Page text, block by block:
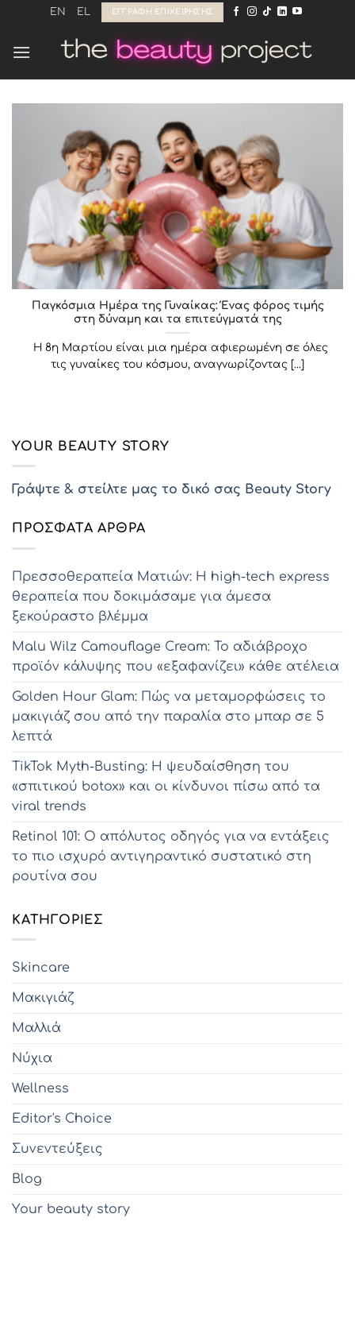
Μετάβαση
περιεχόμενο
EN EL ΕΓΓΡΑΦΉ ΕΠΙΧΕΊΡΗΣΗΣ
Παγκόσμια Ημέρα της Γυναίκας: Ένας φόρος τιμής
στη δύναμη και τα επιτεύγματά της
Η 8η Μαρτίου είναι μια ημέρα αφιερωμένη σε όλες
τις γυναίκες του κόσμου, αναγνωρίζοντας [...]
YOUR BEAUTY STORY
Γράψτε & στείλτε μας το δικό σας Beauty Story
ΠΡΌΣΦΑΤΑ ΆΡΘΡΑ
Πρεσσοθεραπεία Ματιών: Η high-tech express
θεραπεία που δοκιμάσαμε για άμεσα
ξεκούραστο βλέμμα
Malu Wilz Camouflage Cream: Το αδιάβροχο
προϊόν κάλυψης που «εξαφανίζει» κάθε ατέλεια
Golden Hour Glam: Πώς να μεταμορφώσεις το
μακιγιάζ σου από την παραλία στο μπαρ σε 5
λεπτά
TikTok Myth-Busting: Η ψευδαίσθηση του
«σπιτικού botox» και οι κίνδυνοι πίσω από τα
viral trends
Retinol 101: Ο απόλυτος οδηγός για να εντάξεις
το πιο ισχυρό αντιγηραντικό συστατικό στη
ρουτίνα σου
KΑΤΗΓΟΡΊΕΣ
Skincare
Μακιγιάζ
Μαλλιά
Νύχια
Wellness
Editor's Choice
Συνεντεύξεις
Blog
Υour beauty story